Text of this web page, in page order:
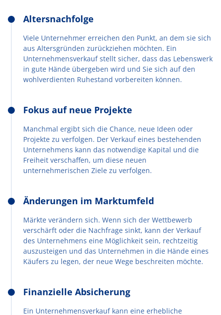
Altersnachfolge
Viele Unternehmer erreichen den Punkt, an dem sie sich
aus Altersgründen zurückziehen möchten. Ein
Unternehmensverkauf stellt sicher, dass das Lebenswerk
in gute Hände übergeben wird und Sie sich auf den
wohlverdienten Ruhestand vorbereiten können.
Fokus auf neue Projekte
Manchmal ergibt sich die Chance, neue Ideen oder
Projekte zu verfolgen. Der Verkauf eines bestehenden
Unternehmens kann das notwendige Kapital und die
Freiheit verschaffen, um diese neuen
unternehmerischen Ziele zu verfolgen.
Änderungen im Marktumfeld
Märkte verändern sich. Wenn sich der Wettbewerb
verschärft oder die Nachfrage sinkt, kann der Verkauf
des Unternehmens eine Möglichkeit sein, rechtzeitig
auszusteigen und das Unternehmen in die Hände eines
Käufers zu legen, der neue Wege beschreiten möchte.
Finanzielle Absicherung
Ein Unternehmensverkauf kann eine erhebliche